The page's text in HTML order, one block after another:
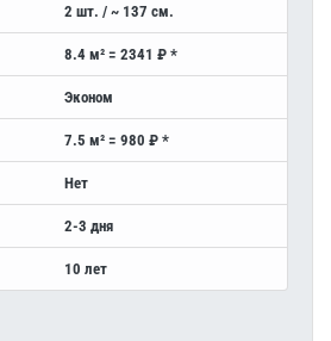
2 шт. / ~ 137 см.
8.4 м² = 2341 ₽ *
Эконом
7.5 м² = 980 ₽ *
Нет
2-3 дня
10 лет